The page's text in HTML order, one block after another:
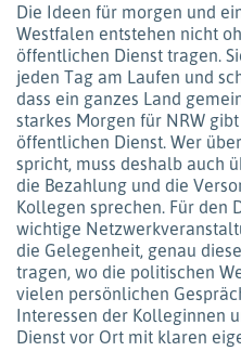
Die Ideen für morgen und
Westfalen entstehen nicht
öffentlichen Dienst tragen.
jeden Tag am Laufen und
dass ein ganzes Land
starkes Morgen für NRW
öffentlichen Dienst. Wer
spricht, muss deshalb auch
die Bezahlung und die
Kollegen sprechen. Für den
wichtige
die Gelegenheit, genau
tragen, wo die politischen
vielen persönlichen
Interessen der Kolleginnen
Dienst vor Ort mit klaren